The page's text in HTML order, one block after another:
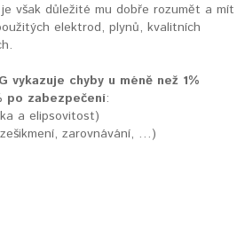
však důležité mu dobře rozumět a mít
elektrod, plynů, kvalitních
vykazuje chyby u méně než 1%
po zabezpečení:
a elipsovitost)
zarovnávání, …)